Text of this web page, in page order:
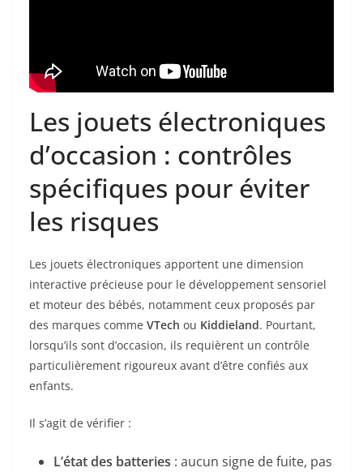
Les jouets électroniques
d’occasion : contrôles
spécifiques pour éviter
les risques
Les jouets électroniques apportent une dimension
interactive précieuse pour le développement sensoriel
et moteur des bébés, notamment ceux proposés par
des marques comme VTech ou Kiddieland. Pourtant,
lorsqu’ils sont d’occasion, ils requièrent un contrôle
particulièrement rigoureux avant d’être confiés aux
enfants.
Il s’agit de vérifier :
L’état des batteries : aucun signe de fuite, pas